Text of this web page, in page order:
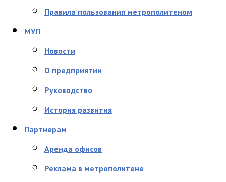
Правила пользования метрополитеном
МУП
Новости
О предприятии
Руководство
История развития
Партнерам
Аренда офисов
Реклама в метрополитене